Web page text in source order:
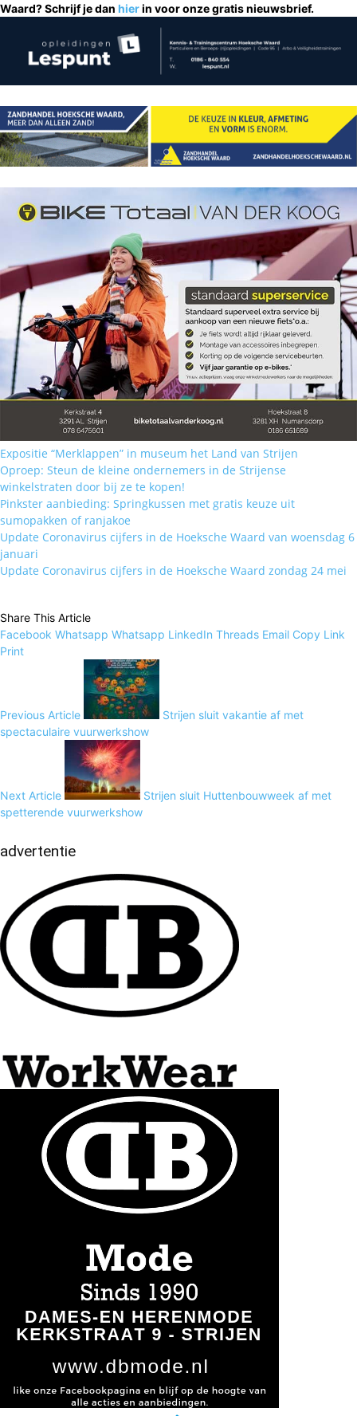
Waard? Schrijf je dan hierin voor onze gratis nieuwsbrief.
Expositie “Merklappen” in museum het Land van Strijen
Oproep: Steun de kleine ondernemers in de Strijense
winkelstraten door bij ze te kopen!
Pinkster aanbieding: Springkussen met gratis keuze uit
sumopakken of ranjakoe
Update Coronavirus cijfers in de Hoeksche Waard van woensdag 6
januari
Update Coronavirus cijfers in de Hoeksche Waard zondag 24 mei
Share This Article
Facebook Whatsapp Whatsapp LinkedIn Threads Email Copy Link
Print
Previous Article
Strijen sluit vakantie af met
spectaculaire vuurwerkshow
Next Article
Strijen sluit Huttenbouwweek af met
spetterende vuurwerkshow
advertentie